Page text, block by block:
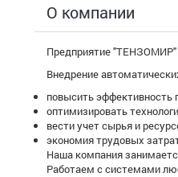
О компании
Предприятие "ТЕНЗОМИР"
Внедрение
повысить эффективность
оптимизировать
вести учет сырья и
экономия трудовых
Наша компания
Работаем с системами